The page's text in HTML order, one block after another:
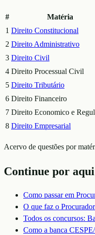
# Matéria
1 Direito Constitucional
2 Direito Administrativo
3 Direito Civil
4 Direito Processual Civil
5 Direito Tributário
6 Direito Financeiro
7 Direito Economico e
8 Direito Empresarial
Acervo de questões por
Continue por aqui
Como passar em
O que faz o
Todos os concursos:
Como a banca